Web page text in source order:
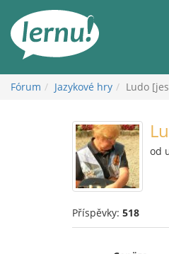
obsahu
Fórum Jazykové hry Ludo
od
Příspěvky: 518